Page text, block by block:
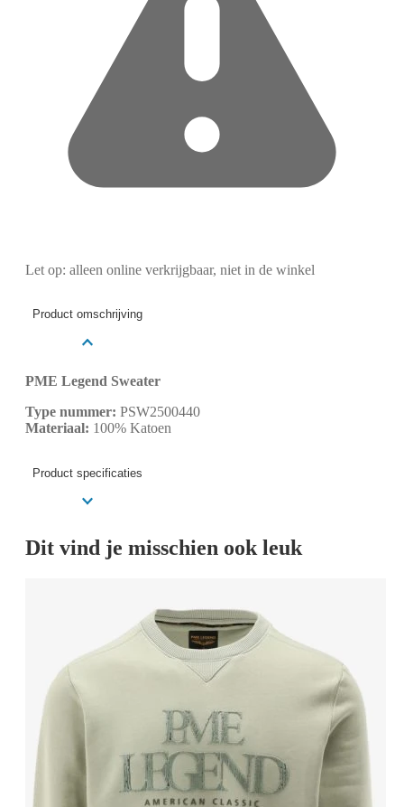
Let op: alleen online verkrijgbaar, niet in de winkel
Product omschrijving
PME Legend Sweater
Type nummer: PSW2500440
Materiaal: 100% Katoen
Product specificaties
Dit vind je misschien ook leuk